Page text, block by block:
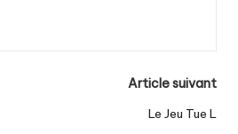
Article suivant
Le Jeu Tue L